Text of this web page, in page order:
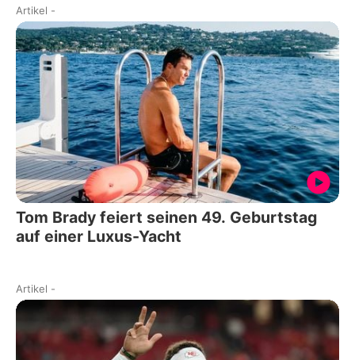
Artikel -
Tom Brady feiert seinen 49. Geburtstag
auf einer Luxus-Yacht
Artikel -